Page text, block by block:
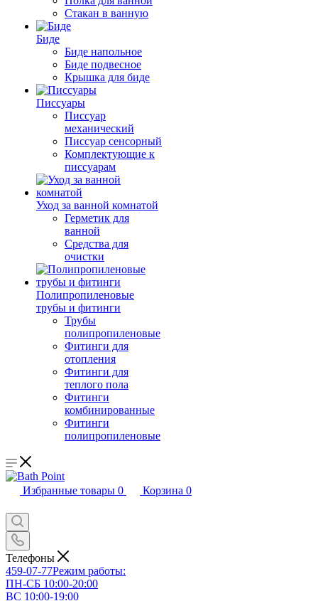
Стакан в ванную
Биде
Биде напольное
Биде подвесное
Крышка для биде
Писсуары
Писсуар
механический
Писсуар сенсорный
Комплектующие к
писсуарам
Уход за ванной комнатой
Герметик для
ванной
Средства для
очистки
Полипропиленовые
трубы и фитинги
Трубы
полипропиленовые
Фитинги для
отопления
Фитинги для
теплого пола
Фитинги
комбинированные
Фитинги
полипропиленовые
Избранные товары 0 Корзина 0
Телефоны
459-07-77Режим работы:
ПН-СБ 10:00-20:00
ВС 10:00-19:00